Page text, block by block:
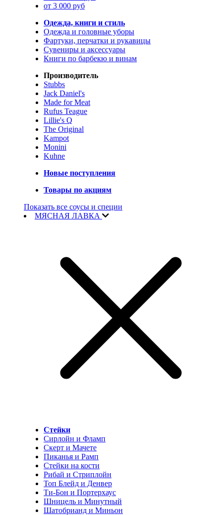
от 3 000 руб
Одежда, книги и стиль
Одежда и головные уборы
Фартуки, перчатки и рукавицы
Сувениры и аксессуары
Книги по барбекю и винам
Производитель
Stubbs
Jack Daniel's
Made for Meat
Rufus Teague
Lillie's Q
The Original
Kampot
Monini
Kuhne
Новые поступления
Товары по акциям
Показать все соусы и специи
МЯСНАЯ ЛАВКА
Стейки
Сирлойн и Фламп
Скерт и Мачете
Пиканья и Рамп
Стейки на кости
Рибай и Стриплойн
Топ Блейд и Денвер
Ти-Бон и Портерхаус
Шницель и Минутный
Шатобрианд и Миньон